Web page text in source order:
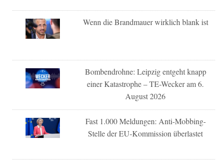
Wenn die Brandmauer wirklich blank ist
Bombendrohne: Leipzig entgeht knapp
einer Katastrophe – TE-Wecker am 6.
August 2026
Fast 1.000 Meldungen: Anti-Mobbing-
Stelle der EU-Kommission überlastet